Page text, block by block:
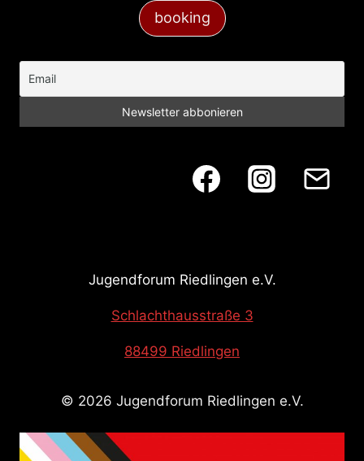
booking
Jugendforum Riedlingen e.V.
Schlachthausstraße 3
88499 Riedlingen
© 2026 Jugendforum Riedlingen e.V.